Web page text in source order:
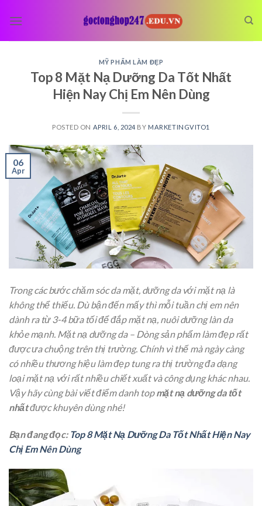
MỸ PHẨM LÀM ĐẸP
Top 8 Mặt Nạ Dưỡng Da Tốt Nhất
Hiện Nay Chị Em Nên Dùng
POSTED ON APRIL 6, 2024 BY MARKETINGVITO1
06
Apr
Trong các bước chăm sóc da mặt, dưỡng da với mặt nạ là
không thể thiếu. Dù bận đến mấy thì mỗi tuần chị em nên
dành ra từ 3-4 bữa tối để đắp mặt nạ, nuôi dưỡng làn da
khỏe mạnh. Mặt nạ dưỡng da – Dòng sản phẩm làm đẹp rất
được ưa chuộng trên thị trường. Chính vì thế mà ngày càng
có nhiều thương hiệu làm đẹp tung ra thị trường đa dạng
loại mặt nạ với rất nhiều chiết xuất và công dụng khác nhau.
Vậy hãy cùng bài viết điểm danh top mặt nạ dưỡng da tốt
nhấtđược khuyên dùng nhé!
Bạn đang đọc: Top 8 Mặt Nạ Dưỡng Da Tốt Nhất Hiện Nay
Chị Em Nên Dùng